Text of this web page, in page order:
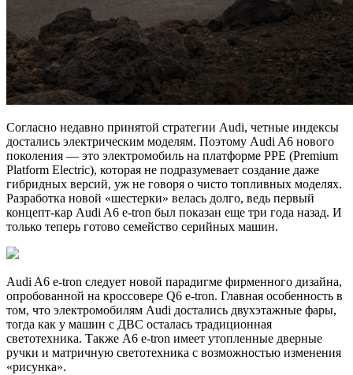
Согласно недавно принятой стратегии Audi, четные индексы
достались электрическим моделям. Поэтому Audi A6 нового
поколения — это электромобиль на платформе PPE (Premium
Platform Electric), которая не подразумевает создание даже
гибридных версий, уж не говоря о чисто топливных моделях.
Разработка новой «шестерки» велась долго, ведь первый
концепт-кар Audi A6 e-tron был показан еще три года назад. И
только теперь готово семейство серийных машин.
Audi A6 e-tron следует новой парадигме фирменного дизайна,
опробованной на кроссовере Q6 e-tron. Главная особенность в
том, что электромобилям Audi достались двухэтажные фары,
тогда как у машин с ДВС осталась традиционная
светотехника. Также A6 e-tron имеет утопленные дверные
ручки и матричную светотехника с возможностью изменения
«рисунка».